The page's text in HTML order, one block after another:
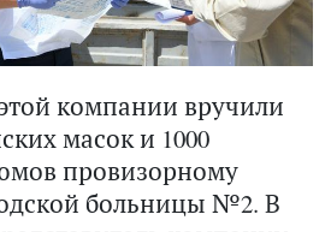
компании вручили
масок и 1000
провизорному
больницы №2. В